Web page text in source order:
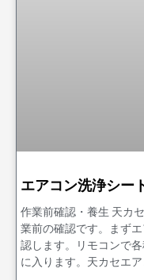
エアコン洗浄シー
作業前確認・養生 天カ
業前の確認です。まず
認します。リモコンで
に入ります。天カセエ